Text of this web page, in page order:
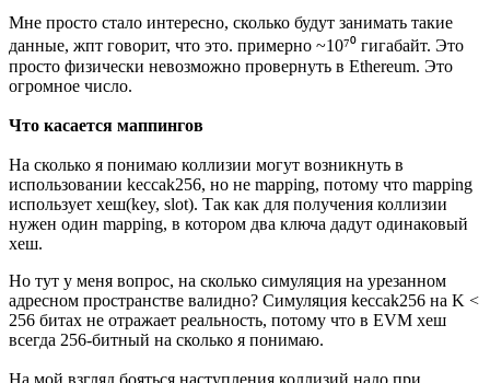
Мне просто стало интересно, сколько будут занимать такие
данные, жпт говорит, что это. примерно ~10⁷⁰ гигабайт. Это
просто физически невозможно провернуть в Ethereum. Это
огромное число.
Что касается маппингов
На сколько я понимаю коллизии могут возникнуть в
использовании keccak256, но не mapping, потому что mapping
использует хеш(key, slot). Так как для получения коллизии
нужен один mapping, в котором два ключа дадут одинаковый
хеш.
Но тут у меня вопрос, на сколько симуляция на урезанном
адресном пространстве валидно? Симуляция keccak256 на K <
256 битах не отражает реальность, потому что в EVM хеш
всегда 256-битный на сколько я понимаю.
На мой взгляд бояться наступления коллизий надо при